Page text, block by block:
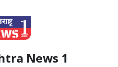
News 1